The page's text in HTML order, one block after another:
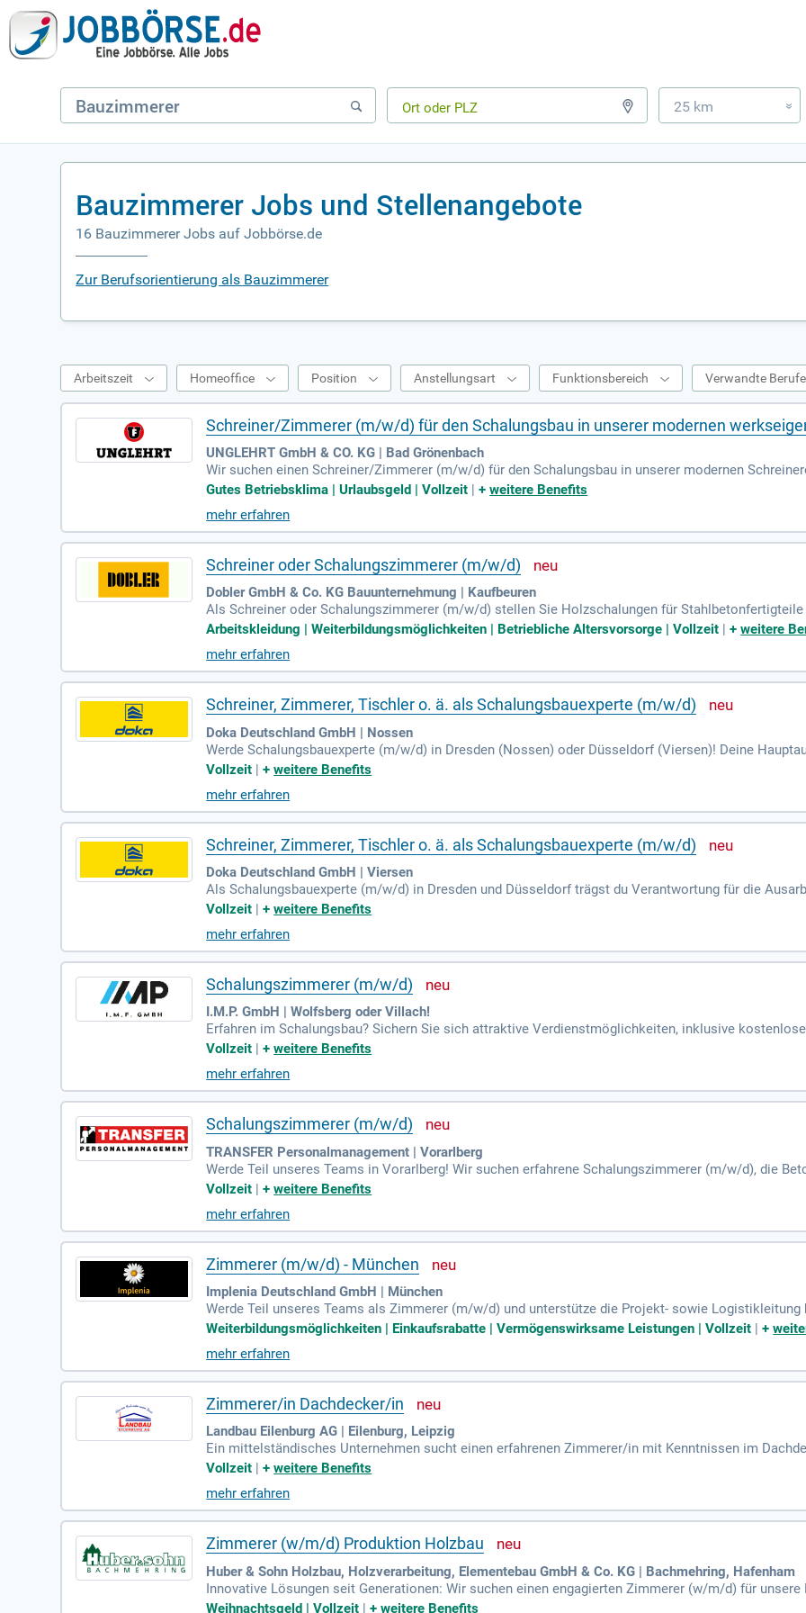
25 km »
Bauzimmerer Jobs und Stellenangebote
16 Bauzimmerer Jobs auf Jobbörse.de
Zur Berufsorientierung als Bauzimmerer
Arbeitszeit Homeoffice Position Anstellungsart Funktionsbereich Verwandte Berufe
Schreiner/Zimmerer (m/w/d) für den Schalungsbau in unserer modernen
UNGLEHRT GmbH & CO. KG | Bad Grönenbach
Wir suchen einen Schreiner/Zimmerer (m/w/d) für den Schalungsbau in unserer modernen
ellung individueller Holzschalungen für hochwertige Betonfertigteile sowie die Produktion von Holz-
ne Holzbearbeitungsmaschinen, inklusive Plattensäge, Kreis- und Bandsäge. Eine abgeschlossene
ng ist hierbei von Vorteil. Neben einer attraktiven Vergütung bieten wir einen sicheren Arbeitsplatz
liäres Team. Bei uns profitieren Sie zudem von einem Zuschuss zur betrieblichen Altersvorsorge
Gutes Betriebsklima | Urlaubsgeld | Vollzeit |+weitere Benefits
mehr erfahren
Schreiner oder Schalungszimmerer (m/w/d)
Dobler GmbH & Co. KG Bauunternehmung | Kaufbeuren
Als Schreiner oder Schalungszimmerer (m/w/d) stellen Sie Holzschalungen für
auf Hochbaustellen verantwortlich. Ihre Aufgaben umfassen zudem die Montage von Schalungen im
reiner mitbringen. Wichtig sind handwerkliches Geschick und eine sorgfältige Arbeitsweise.
aft und eine strukturierte Arbeitsweise zu Ihren Stärken gehören. Wir bieten Ihnen eine
Arbeitskleidung | Weiterbildungsmöglichkeiten | Betriebliche Altersvorsorge | Vollzeit |+weitere
mehr erfahren
Schreiner, Zimmerer, Tischler o. ä. als Schalungsbauexperte (m/w/d)
Doka Deutschland GmbH | Nossen
Werde Schalungsbauexperte (m/w/d) in Dresden (Nossen) oder Düsseldorf (Viersen)! Deine
ontage maßgeschneiderter Schalungslösungen unter Berücksichtigung von Sicherheitsstandards.
Idealerweise hast du eine Ausbildung im Bauwesen, wie als Schreiner oder Zimmerer. Teamgeist
nd ebenfalls wichtig für deinen Erfolg in dieser Position.
Vollzeit |+weitere Benefits
mehr erfahren
Schreiner, Zimmerer, Tischler o. ä. als Schalungsbauexperte (m/w/d)
Doka Deutschland GmbH | Viersen
Als Schalungsbauexperte (m/w/d) in Dresden und Düsseldorf trägst du Verantwortung für die
chalungslösungen. Du arbeitest eng mit unseren Ingenieuren zusammen, um innovative, sichere
ossene Ausbildung im Bauwesen oder eine vergleichbare Qualifikation mitbringen, idealerweise als
e Bereitschaft zur persönlichen Weiterentwicklung sind ebenso wichtig. Werde Teil unseres
Vollzeit |+weitere Benefits
mehr erfahren
Schalungszimmerer (m/w/d)
I.M.P. GmbH | Wolfsberg oder Villach!
Erfahren im Schalungsbau? Sichern Sie sich attraktive Verdienstmöglichkeiten, inklusive
spannende Jobchancen in Wolfsberg oder Villach – Ihr nächster Karrierehöhepunkt wartet auf Sie!
Vollzeit |+weitere Benefits
mehr erfahren
Schalungszimmerer (m/w/d)
TRANSFER Personalmanagement | Vorarlberg
Werde Teil unseres Teams in Vorarlberg! Wir suchen erfahrene Schalungszimmerer (m/w/d), die
n warten auf Dich: Herstellungs- und Montagearbeiten nach Plan und technischen Zeichnungen.
Vollzeit |+weitere Benefits
mehr erfahren
Zimmerer (m/w/d) - München
Implenia Deutschland GmbH | München
Werde Teil unseres Teams als Zimmerer (m/w/d) und unterstütze die Projekt- sowie
mst Lagerverwaltung, Bestandskontrolle und koordinierst Reparaturmaßnahmen. Zudem führst du
für die Baulogistik. Voraussetzung ist eine abgeschlossene Ausbildung als Zimmerer, Schreiner
stsein für Baustellensicherheit. Profitiere von attraktiven Konditionen wie 30 Tagen Urlaub,
en Weiterbildungsmöglichkeiten. Bewirb dich jetzt und finde deine Karrierechance mit uns, inklusive
Weiterbildungsmöglichkeiten | Einkaufsrabatte | Vermögenswirksame Leistungen | Vollzeit |+
mehr erfahren
Zimmerer/in Dachdecker/in
Landbau Eilenburg AG | Eilenburg, Leipzig
Ein mittelständisches Unternehmen sucht einen erfahrenen Zimmerer/in mit Kenntnissen im
Eilenburg und Leipzig. Zu den Aufgaben gehören die Fertigung und Errichtung von
eitung und den Kunden zusammen. Zu Ihren Aufgaben zählen zudem die Montage von
den Sie Teil unseres dynamischen Teams und gestalten Sie mit uns innovative Bauprojekte!
Vollzeit |+weitere Benefits
mehr erfahren
Zimmerer (w/m/d) Produktion Holzbau
Huber & Sohn Holzbau, Holzverarbeitung, Elementebau GmbH & Co. KG | Bachmehring, Hafenham
Innovative Lösungen seit Generationen: Wir suchen einen engagierten Zimmerer (w/m/d) für
t Holz lieben, aber die Wetterbedingungen auf Baustellen meiden möchten, sind Sie bei Huber &
Weihnachtsgeld | Vollzeit |+weitere Benefits